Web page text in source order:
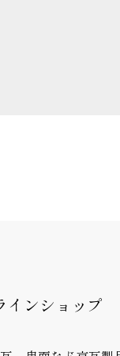
インショップ